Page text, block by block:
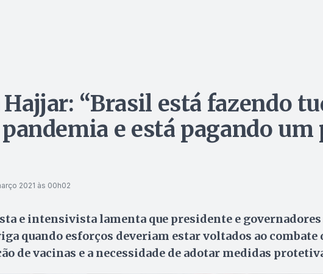
“Brasil está fazendo
e está pagando um
2021 às 00h02
e intensivista lamenta que presidente e governadores
quando esforços deveriam estar voltados ao combate
de vacinas e a necessidade de adotar medidas